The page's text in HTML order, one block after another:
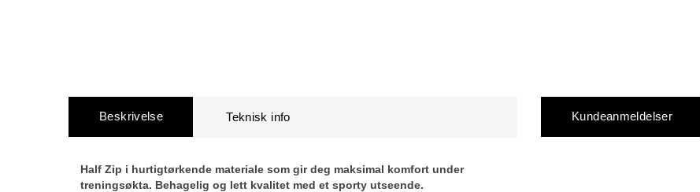
Beskrivelse
Half Zip i hurtigtørkende materiale som gir deg maksimal komfort under
treningsøkta. Behagelig og lett kvalitet med et sporty utseende.
Kundeanmeldelser